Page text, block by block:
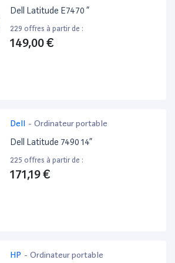
Dell Latitude E7470 ”
229 offres à partir de :
149,00 €
Dell - Ordinateur portable
Dell Latitude 7490 14”
225 offres à partir de :
171,19 €
HP - Ordinateur portable